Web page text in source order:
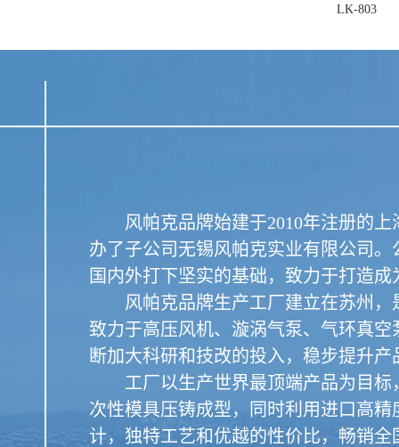
LK-803
风帕克品牌始建于2010年注册的上
办了子公司无锡风帕克实业有限公司
国内外打下坚实的基础，致力于打造
风帕克品牌生产工厂建立在苏州，
致力于高压风机、漩涡气泵、气环真
断加大科研和技改的投入，稳步提升
工厂以生产世界最顶端产品为目标
次性模具压铸成型，同时利用进口高
计，独特工艺和优越的性价比，畅销